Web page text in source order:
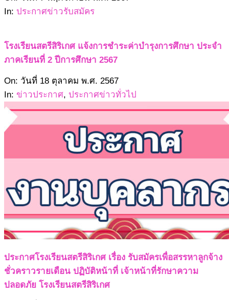
11-
In: ประกาศข่าวรับสมัคร
โรงเรียนสตรีสิริเกศ แจ้งการชำระค่าบำรุงการศึกษา ประจำ
ภาคเรียนที่ 2 ปีการศึกษา 2567
2567-
10-
18
On: วันที่ 18 ตุลาคม พ.ศ. 2567
In: ข่าวประกาศ, ประกาศข่าวทั่วไป
ประกาศโรงเรียนสตรีสิริเกศ เรื่อง รับสมัครเพื่อสรรหาลูกจ้าง
ชั่วคราวรายเดือน ปฏิบัติหน้าที่ เจ้าหน้าที่รักษาความ
ปลอดภัย โรงเรียนสตรีสิริเกศ